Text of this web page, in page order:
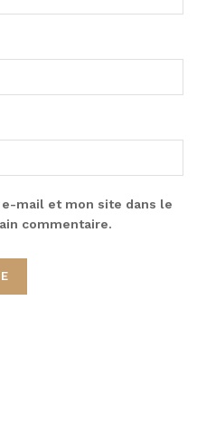
mail et mon site dans le
commentaire.